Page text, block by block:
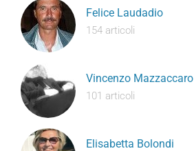
Felice Laudadio
154 articoli
Vincenzo Mazzaccaro
101 articoli
Elisabetta Bolondi